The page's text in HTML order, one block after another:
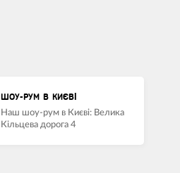
ШОУ-РУМ В КИЄВІ
Наш шоу-рум в Києві: Велика
Кільцева дорога 4